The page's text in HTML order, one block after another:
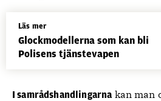
Läs mer
Glockmodellerna som kan bli
Polisens tjänstevapen
I samrådshandlingarna kan man